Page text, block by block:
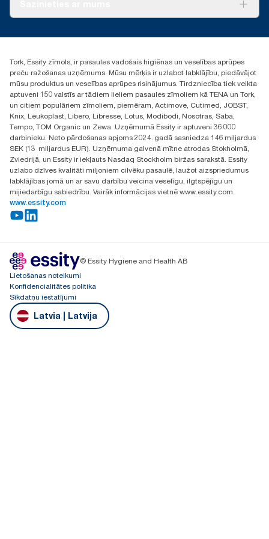
+371 29141799
Atrast izplatītāju
Ulbrokas street 19A
Riga, Latvija
LV-1028
Tork, Essity zīmols, ir pasaules vadošais higiēnas un veselības aprūpes
preču ražošanas uzņēmums. Mūsu mērķis ir uzlabot labklājību, piedāvājot
mūsu produktus un veselības aprūpes risinājumus. Tirdzniecība tiek veikta
aptuveni 150 valstīs ar tādiem lieliem pasaules zīmoliem kā TENA un Tork,
un citiem populāriem zīmoliem, piemēram, Actimove, Cutimed, JOBST,
Knix, Leukoplast, Libero, Libresse, Lotus, Modibodi, Nosotras, Saba,
Tempo, TOM Organic un Zewa. Uzņēmumā Essity ir aptuveni 36 000
darbinieku. Neto pārdošanas apjoms 2024. gadā sasniedza 146 miljardus
SEK (13 miljardus EUR). Uzņēmuma galvenā mītne atrodas Stokholmā,
Zviedrijā, un Essity ir iekļauts Nasdaq Stockholm biržas sarakstā. Essity
uzlabo dzīves kvalitāti miljoniem cilvēku pasaulē, laužot aizspriedumus
labklājības jomā un ar savu darbību veicina veselīgu, ilgtspējīgu un
mijiedarbīgu sabiedrību. Vairāk informācijas vietnē www.essity.com.
www.essity.com
© Essity Hygiene and Health AB
Lietošanas noteikumi
Konfidencialitātes politika
Sīkdatņu iestatījumi
Latvia | Latvija